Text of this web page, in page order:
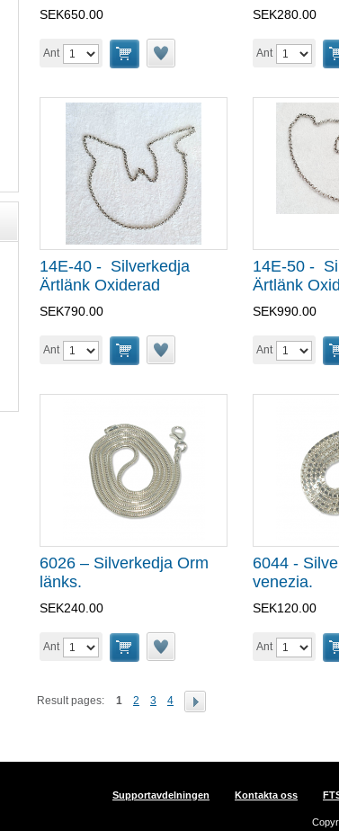
SEK650.00 SEK280.00
Ant Ant
14E-40 - Silverkedja
Ärtlänk Oxiderad
14E-50 -
Ärtlänk
SEK790.00 SEK990.00
Ant Ant
6026 – Silverkedja Orm
länks.
6044 -
venezia.
SEK240.00 SEK120.00
Ant Ant
Result pages: 1 2 3 4
Supportavdelningen Kontakta oss